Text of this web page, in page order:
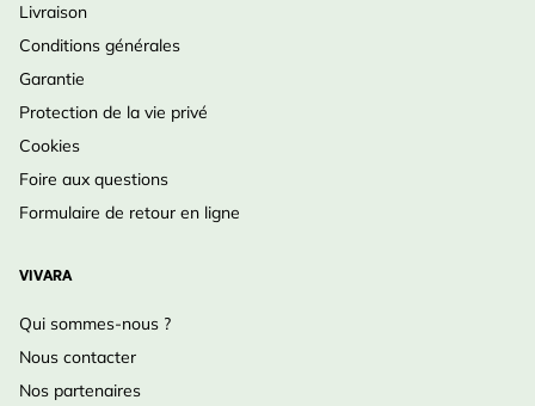
Livraison
Conditions générales
Garantie
Protection de la vie privé
Cookies
Foire aux questions
Formulaire de retour en ligne
VIVARA
Qui sommes-nous ?
Nous contacter
Nos partenaires